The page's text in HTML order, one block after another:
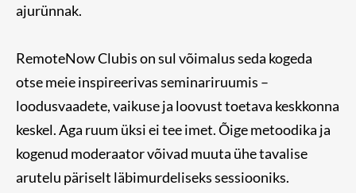
ajurünnak.
RemoteNow Clubis on sul võimalus seda kogeda
otse meie inspireerivas seminariruumis –
loodusvaadete, vaikuse ja loovust toetava keskkonna
keskel. Aga ruum üksi ei tee imet. Õige metoodika ja
kogenud moderaator võivad muuta ühe tavalise
arutelu päriselt läbimurdeliseks sessiooniks.